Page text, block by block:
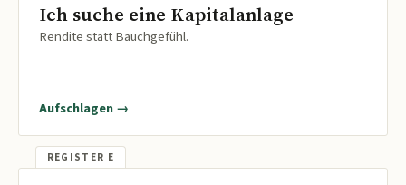
Ich suche eine Kapitalanlage
Rendite statt Bauchgefühl.
Aufschlagen →